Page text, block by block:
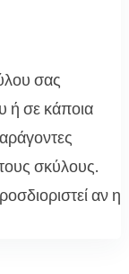
σας
ή σε κάποια
σκύλους.
αν η